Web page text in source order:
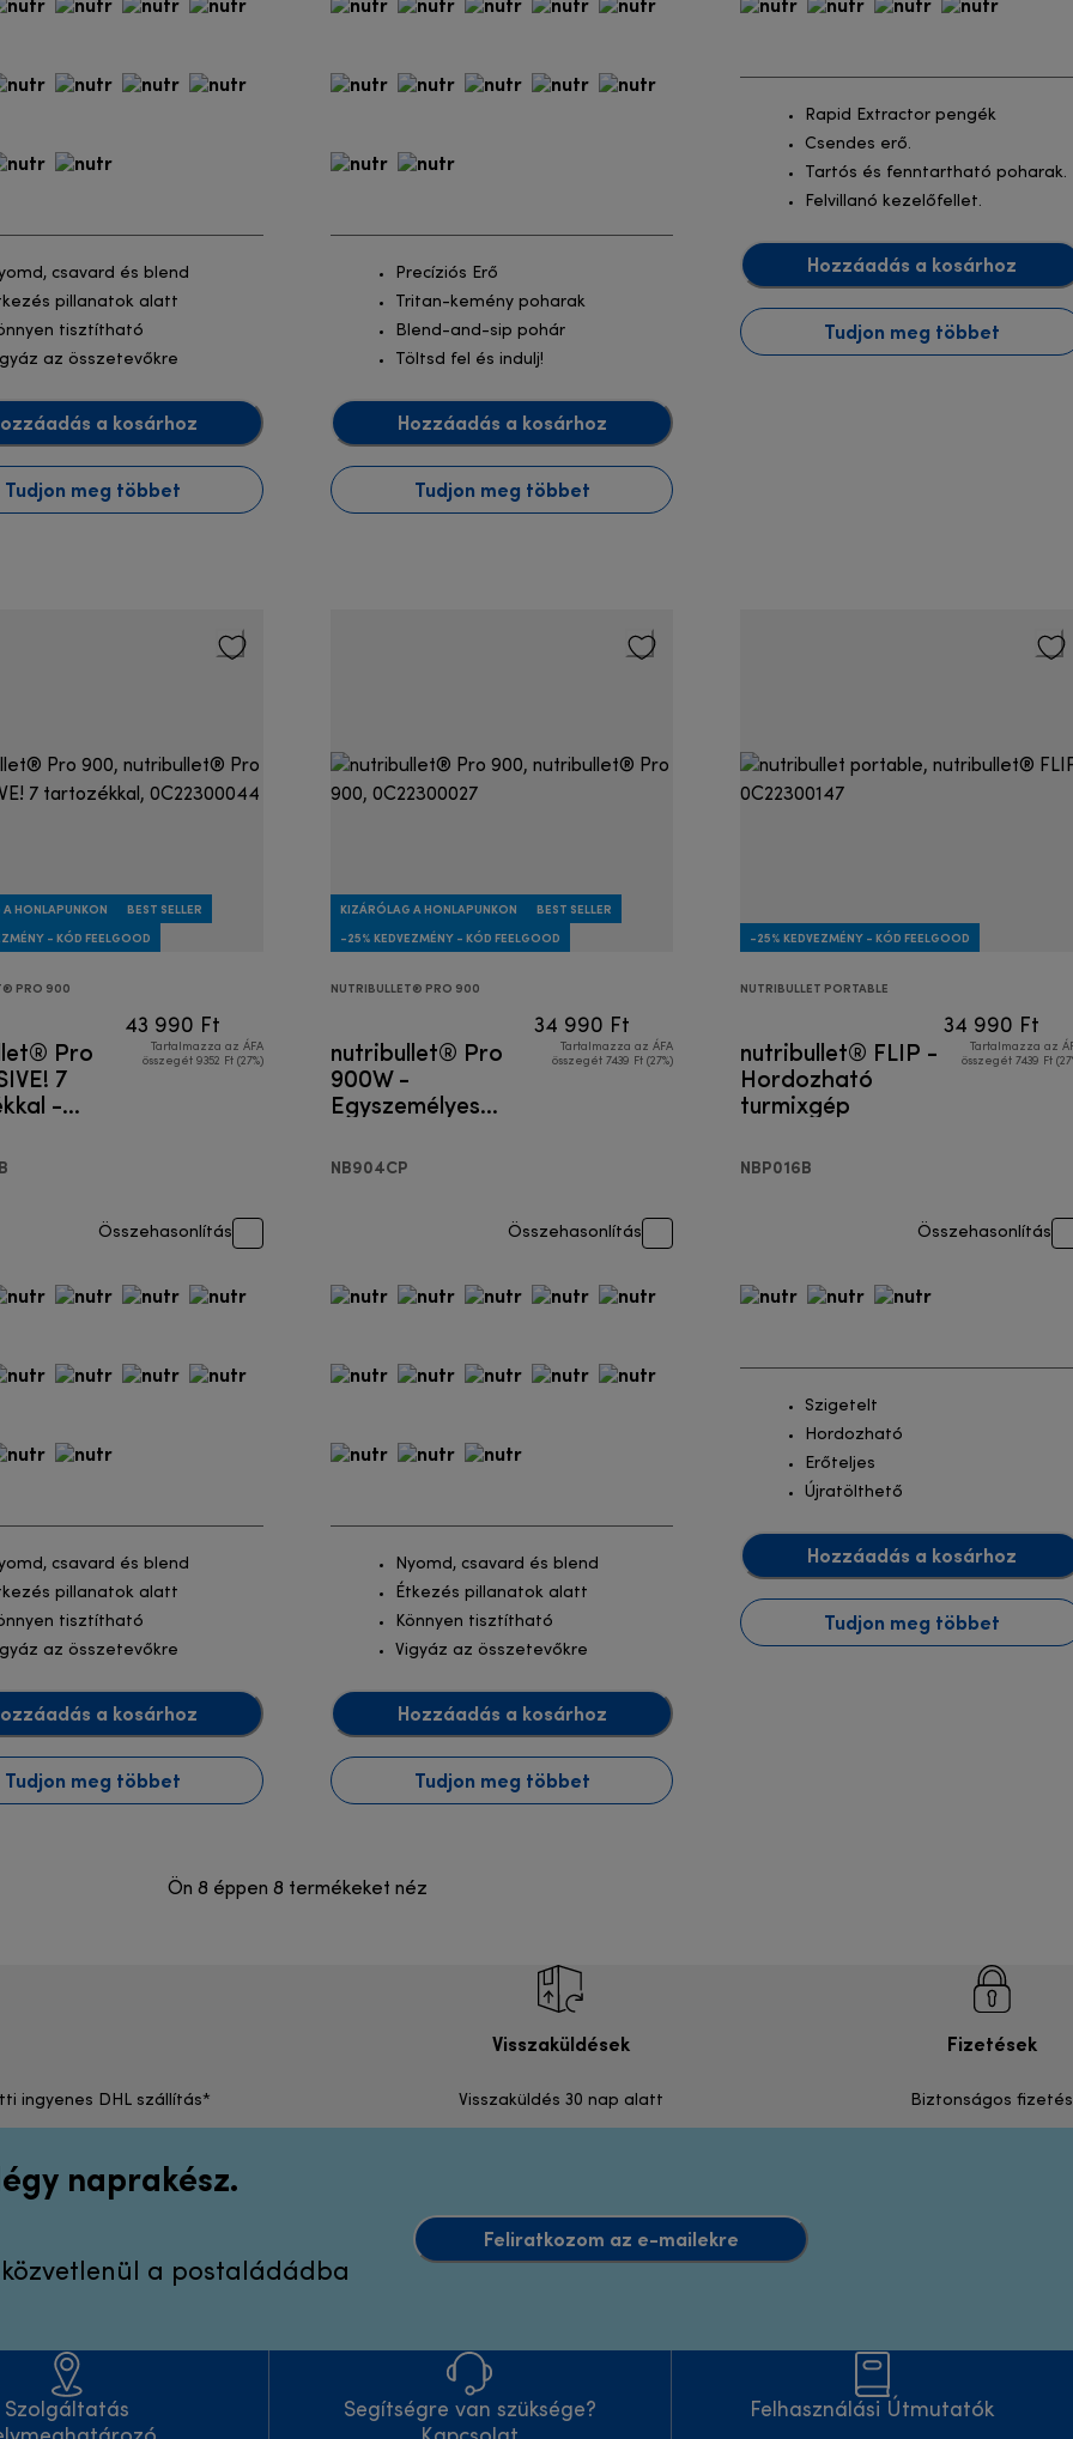
csavard és blend
pillanatok alatt
tisztítható
az összetevőkre
a kosárhoz
Tudjon meg többet
Precíziós Erő
Tritan-kemény poharak
Blend-and-sip pohár
Töltsd fel és indulj!
Hozzáadás a kosárhoz
Tudjon meg többet
Rapid Extractor pengék
Csendes erő.
Tartós és fenntartható poharak.
Felvillanó kezelőfellet.
Hozzáadás a kosárhoz
Tudjon meg többet
HONLAPUNKON
BEST SELLER
- KÓD FEELGOOD
PRO 900
Pro
7
-
43 990 Ft
Tartalmazza az ÁFA
összegét 9352 Ft (27%)
Összehasonlítás
csavard és blend
pillanatok alatt
tisztítható
az összetevőkre
a kosárhoz
Tudjon meg többet
KIZÁRÓLAG A HONLAPUNKON
BEST SELLER
-25% KEDVEZMÉNY - KÓD FEELGOOD
NUTRIBULLET® PRO 900
nutribullet® Pro
900W -
Egyszemélyes
NB904CP
34 990 Ft
Tartalmazza az ÁFA
összegét 7439 Ft (27%)
Összehasonlítás
Nyomd, csavard és blend
Étkezés pillanatok alatt
Könnyen tisztítható
Vigyáz az összetevőkre
Hozzáadás a kosárhoz
Tudjon meg többet
-25% KEDVEZMÉNY - KÓD FEELGOOD
NUTRIBULLET PORTABLE
nutribullet® FLIP -
Hordozható
turmixgép
NBP016B
34 990 Ft
Tartalmazza az
összegét 7439 Ft
Összehasonlítás
Szigetelt
Hordozható
Erőteljes
Újratölthető
Hozzáadás a kosárhoz
Tudjon meg többet
Ön 8 éppen 8 termékeket néz
ingyenes DHL szállítás*
Visszaküldések
Visszaküldés 30 nap alatt
Fizetések
Biztonságos fizetés
naprakész.
a postaládádba
Feliratkozom az e-mailekre
Szolgáltatás
Segítségre van szüksége?
Felhasználási Útmutatók